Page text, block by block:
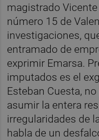
magistrado
número 15 de
investigaciones,
entramado de
exprimir Emarsa.
imputados es el
Esteban Cuesta,
asumir la entera
irregularidades de
habla de un